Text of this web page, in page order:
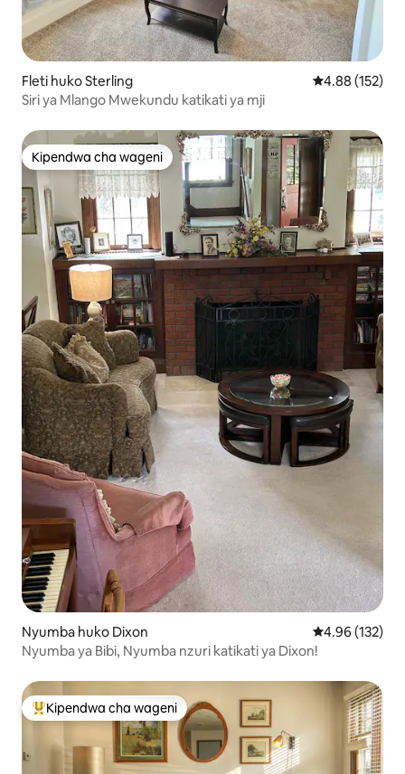
Fleti huko Sterling Ukadiriaji wa
4.88 (152)
Siri ya Mlango Mwekundu katikati ya mji
Kipendwa cha wageni
Kipendwa cha wageni
Nyumba huko Dixon Ukadiriaji wa
4.96 (132)
Nyumba ya Bibi, Nyumba nzuri katikati ya Dixon!
Kipendwa maarufu cha wageni
Kipendwa cha wageni